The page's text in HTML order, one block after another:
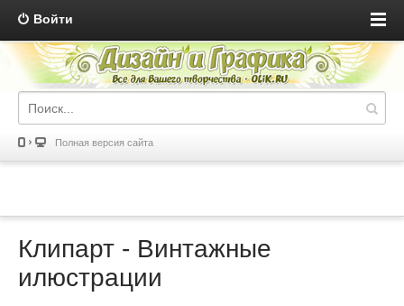
Войти
Полная версия сайта
Клипарт - Винтажные
илюстрации